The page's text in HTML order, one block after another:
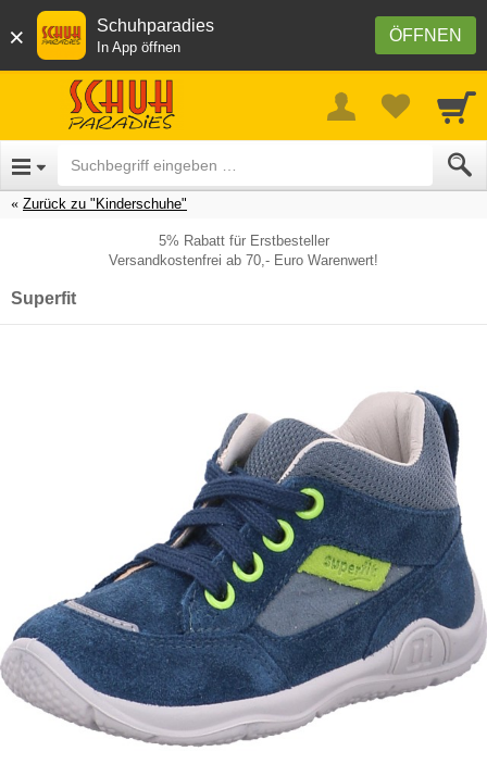
× ÖFFNEN
Schuhparadies
In App öffnen
Zurück zu "Kinderschuhe"
5% Rabatt für Erstbesteller
Versandkostenfrei ab 70,- Euro Warenwert!
Superfit